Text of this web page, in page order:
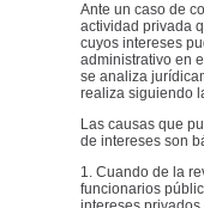
Ante un caso de
actividad privada
cuyos intereses
administrativo en
se analiza
realiza siguiendo
Las causas que
de intereses son
1. Cuando de la
funcionarios